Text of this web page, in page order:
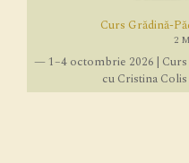
Curs Grădină-
2
— 1–4 octombrie 2026 |
cu Cristina Colis